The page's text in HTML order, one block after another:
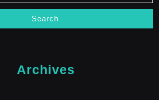
Archives